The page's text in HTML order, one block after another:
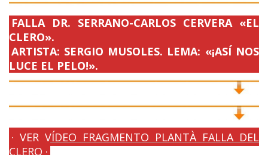
FALLA DR. SERRANO-CARLOS CERVERA «EL
CLERO».
ARTISTA: SERGIO MUSOLES. LEMA: «¡ASÍ NOS
LUCE EL PELO!».
· VER VÍDEO FRAGMENTO PLANTÀ FALLA DEL
CLERO ·